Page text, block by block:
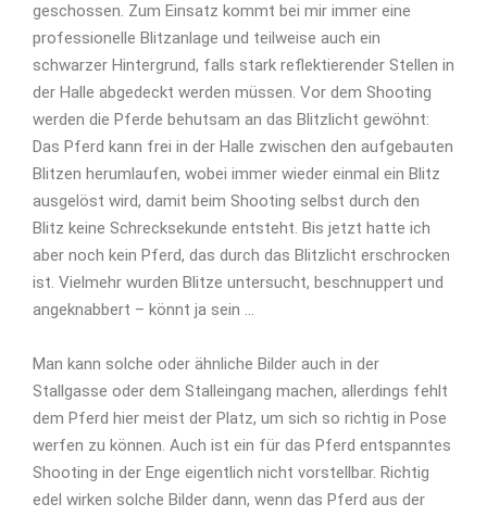
geschossen. Zum Einsatz kommt bei mir immer eine
professionelle Blitzanlage und teilweise auch ein
schwarzer Hintergrund, falls stark reflektierender Stellen in
der Halle abgedeckt werden müssen. Vor dem Shooting
werden die Pferde behutsam an das Blitzlicht gewöhnt:
Das Pferd kann frei in der Halle zwischen den aufgebauten
Blitzen herumlaufen, wobei immer wieder einmal ein Blitz
ausgelöst wird, damit beim Shooting selbst durch den
Blitz keine Schrecksekunde entsteht. Bis jetzt hatte ich
aber noch kein Pferd, das durch das Blitzlicht erschrocken
ist. Vielmehr wurden Blitze untersucht, beschnuppert und
angeknabbert – könnt ja sein …
Man kann solche oder ähnliche Bilder auch in der
Stallgasse oder dem Stalleingang machen, allerdings fehlt
dem Pferd hier meist der Platz, um sich so richtig in Pose
werfen zu können. Auch ist ein für das Pferd entspanntes
Shooting in der Enge eigentlich nicht vorstellbar. Richtig
edel wirken solche Bilder dann, wenn das Pferd aus der